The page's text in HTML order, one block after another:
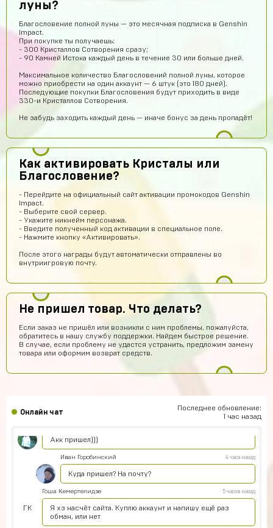
луны?
Благословение полной луны — это месячная подписка в Genshin
Impact.
При покупке ты получаешь:
- 300 Кристаллов Сотворения сразу;
- 90 Камней Истока каждый день в течение 30 или больше дней.
Максимальное количество Благословений полной луны, которое
можно приобрести на один аккаунт — 6 штук (это 180 дней).
Последующие покупки Благословения будут приходить в виде
330-и Кристаллов Сотворения.
Не забудь заходить каждый день — иначе бонус за день пропадёт!
Как активировать Кристалы или
Благословение?
- Перейдите на официальный сайт активации промокодов Genshin
Impact.
- Выберите свой сервер.
- Укажите никнейм персонажа.
- Введите полученный код активации в специальное поле.
- Нажмите кнопку «Активировать».
После этого награды будут автоматически отправлены во
внутриигровую почту.
Не пришел товар. Что делать?
Если заказ не пришёл или возникли с ним проблемы, пожалуйста,
обратитесь в нашу службу поддержки. Найдем быстрое решение.
В случае, если проблему не удастся устранить, предложим замену
товара или оформим возврат средств.
Онлайн чат
Последнее обновление:
1 час назад
Артем Парков 15 часов назад
ПРИВЕТ
Рома Кузнецов 14 часов назад
Абукар Хамхоев 13 часов назад
Top
Збс, не обман👌
Vladislav Vporyade
Сайт топ
Timofei Fivtitwo
норм сайт
Класс
Egopkabossuk Dscraft
Акк пришел)))
Иван Горобинский 4 часа назад
Куда пришел? На почту?
ГК
Гоша Кемертелидзе 5 часов назад
Я хз насчёт сайта. Куплю аккаунт и напишу ещё раз
обман, или нет